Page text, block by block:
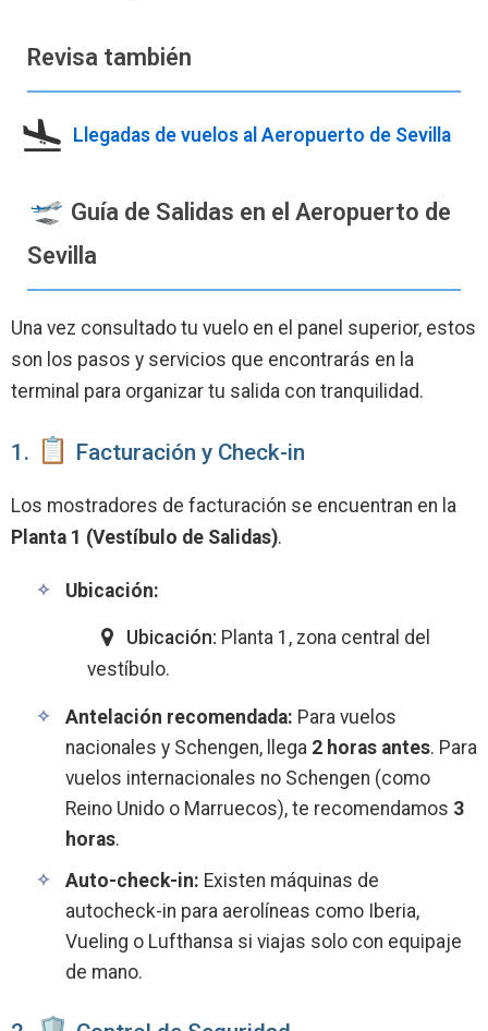
Revisa también
Llegadas de vuelos al Aeropuerto de Sevilla
Guía de Salidas en el Aeropuerto de
Sevilla
Una vez consultado tu vuelo en el panel superior, estos
son los pasos y servicios que encontrarás en la
terminal para organizar tu salida con tranquilidad.
1. Facturación y Check-in
Los mostradores de facturación se encuentran en la
Planta 1 (Vestíbulo de Salidas).
Ubicación:
Ubicación: Planta 1, zona central del
vestíbulo.
Antelación recomendada: Para vuelos
nacionales y Schengen, llega 2 horas antes. Para
vuelos internacionales no Schengen (como
Reino Unido o Marruecos), te recomendamos 3
horas.
Auto-check-in: Existen máquinas de
autocheck-in para aerolíneas como Iberia,
Vueling o Lufthansa si viajas solo con equipaje
de mano.